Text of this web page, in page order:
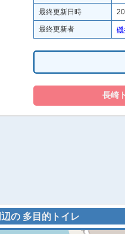
最終更新日時
最終更新者
の 多目的トイレ